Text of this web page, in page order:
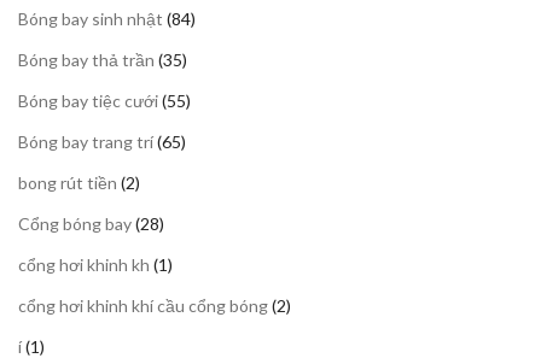
phẩm
Bóng bay sinh nhật 8484
Bóng bay thả trần 3535
phẩm
Bóng bay tiệc cưới 5555
Bóng bay trang trí 6565
bong rút tiền 22
phẩm
Cổng bóng bay 2828
phẩm
cổng hơi khinh kh 11
phẩm
cổng hơi khinh khí cầu cổng bóng 22
í 11